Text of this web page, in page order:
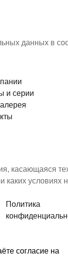
данных в
и серии
касающаяся
каких
Политика
согласие на